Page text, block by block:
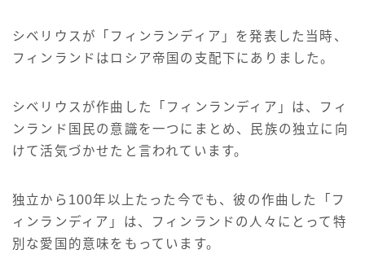
シベリウスが「フィンランディア」を発表した当時、
フィンランドはロシア帝国の支配下にありました。
シベリウスが作曲した「フィンランディア」は、フィ
ンランド国民の意識を一つにまとめ、民族の独立に向
けて活気づかせたと言われています。
独立から100年以上たった今でも、彼の作曲した「フ
ィンランディア」は、フィンランドの人々にとって特
別な愛国的意味をもっています。